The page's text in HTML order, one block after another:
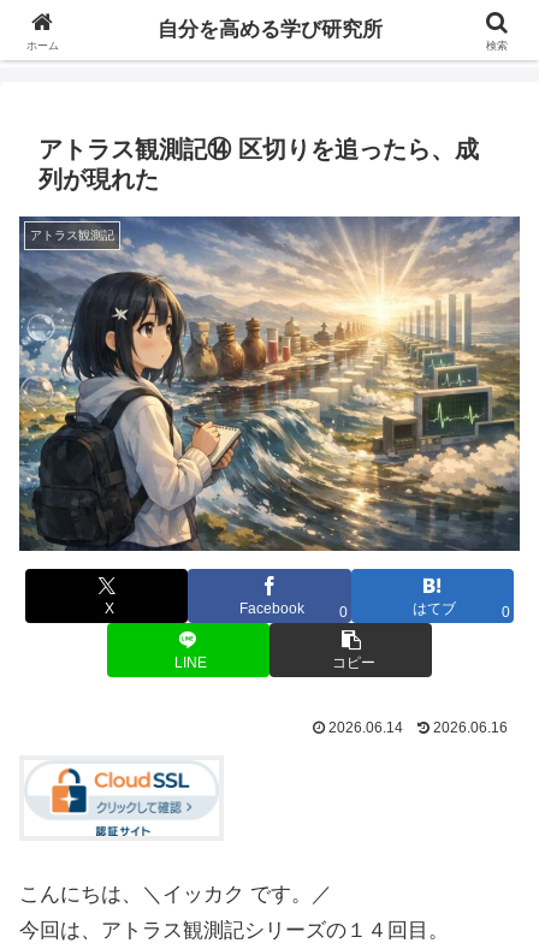
自分の価値を高めるための学びについて研究し、セミナーや情報（ブログ、動
アトラス観測記⑭ 区切りを追ったら、成
列が現れた
アトラス観測記
X Facebook 0 はてブ 0
LINE コピー
2026.06.14 2026.06.16
こんにちは、＼イッカク です。／
今回は、アトラス観測記シリーズの１４回目。
ホーム
自分を高める学び研究所
検索